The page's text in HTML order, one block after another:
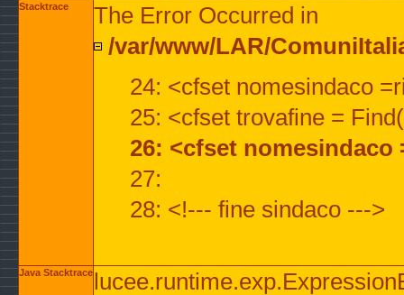
Stacktrace
The Error Occurred in
/var/www/LAR/
24: <cfset nomesindaco
25: <cfset trovafine =
26: <cfset
27:
28: <!--- fine sindaco --->
Java Stacktrace